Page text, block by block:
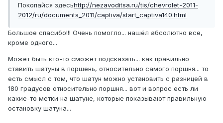
Покопайся здесьhttp://nezavoditsa.ru/tis/chevrolet-2011-
2012/ru/documents_2011/captiva/start_captiva140.html
Большое спасибо!!! Очень помогло... нашёл абсолютно все,
кроме одного...
Может быть кто-то сможет подсказать... как правильно
ставить шатуны в поршень, относительно самого поршня... то
есть смысл с том, что шатун можно установить с разницей в
180 градусов относительно поршня... вот и вопрос есть ли
какие-то метки на шатуне, которые показывают правильную
остановку шатуна...